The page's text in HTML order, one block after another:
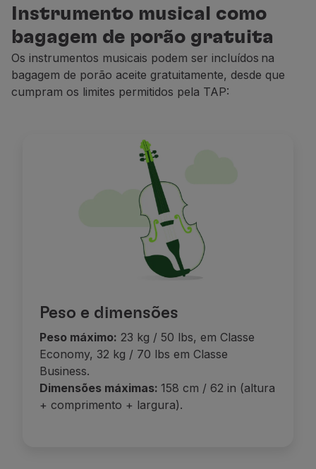
Quando compra um bilhete para um voo e
Se numa viagem de ida e volta utilizar este
Caso o lugar extra seja adicionado após a compra
Mais informações na nossapágina Lugares a bordo
Nas viagens em Economy Prime, quando é
Instrumento musical como
bagagem de porão gratuita
Os instrumentos musicais podem ser incluídos na
bagagem de porão aceite gratuitamente, desde que
cumpram os limites permitidos pela TAP:
Peso e dimensões
Peso máximo: 23 kg / 50 lbs, em Classe
Economy, 32 kg / 70 lbs em Classe
Business.
Dimensões máximas: 158 cm / 62 in (altura
+ comprimento + largura).